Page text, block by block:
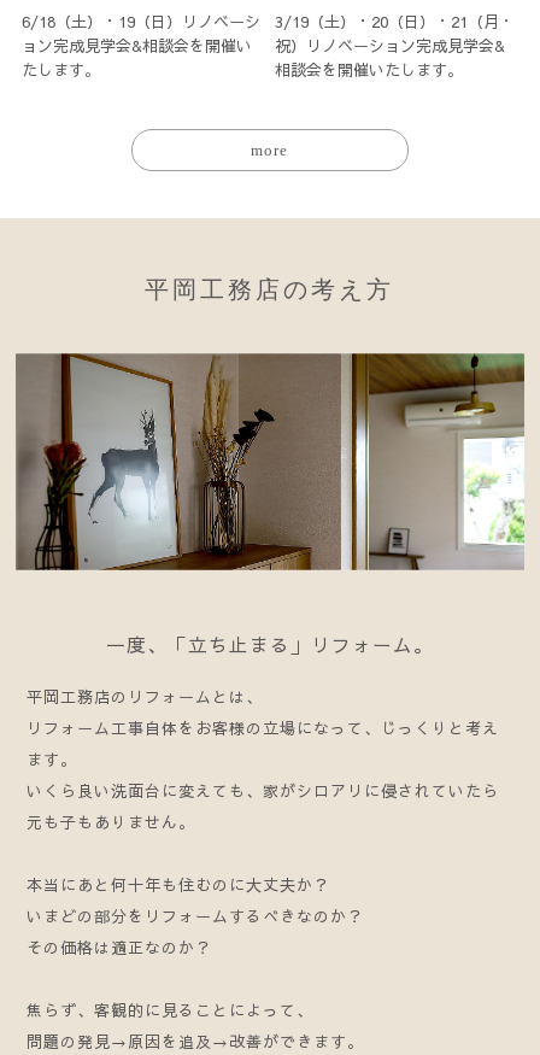
6/18（土）・19（日）リノベーシ
ョン完成見学会&相談会を開催い
たします。
3/19（土）・20（日）・21（月・
祝）リノベーション完成見学会&
相談会を開催いたします。
more
平岡工務店の考え方
一度、「立ち止まる」リフォーム。
平岡工務店のリフォームとは、
リフォーム工事自体をお客様の立場になって、じっくりと考え
ます。
いくら良い洗面台に変えても、家がシロアリに侵されていたら
元も子もありません。
本当にあと何十年も住むのに大丈夫か？
いまどの部分をリフォームするべきなのか？
その価格は適正なのか？
焦らず、客観的に見ることによって、
問題の発見→原因を追及→改善ができます。